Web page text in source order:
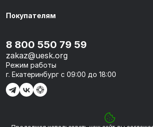
Покупателям
8 800 550 79 59
zakaz@uesk.org
Режим работы
г. Екатеринбург с 09:00 до 18:00